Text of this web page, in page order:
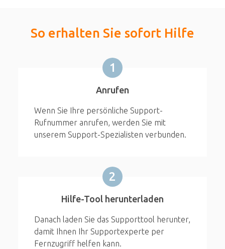
So erhalten Sie sofort Hilfe
1
Anrufen
Wenn Sie Ihre persönliche Support-
Rufnummer anrufen, werden Sie mit
unserem Support-Spezialisten verbunden.
2
Hilfe-Tool herunterladen
Danach laden Sie das Supporttool herunter,
damit Ihnen Ihr Supportexperte per
Fernzugriff helfen kann.